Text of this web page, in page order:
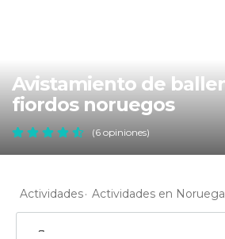
Avistamiento de ballenas en los
fiordos noruegos
(6 opiniones)
Actividades Actividades en Noruega